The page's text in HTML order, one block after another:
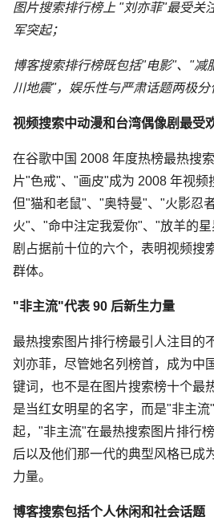
图片搜索排行榜上 "刘亦菲"最受关
军突起；
博客搜索排行榜既包括"电影"、"减
川地震"，娱乐性与严肃话题两极分
视频搜索中动漫和台湾偶像剧最受
在谷歌中国 2008 年度热榜最热搜
片"色戒"、"画皮"成为 2008 年视频
但"猫和老鼠"、"奥特曼"、"火影忍
火"、"命中注定我爱你"、"放羊的
剧占据前十位的六个，表明视频搜
群体。
"非主流"代表 90 后新生力量
最热搜索图片排行榜最引人注目的
刘亦菲，尽管她名列榜首，成为中
键词，也不是在图片搜索榜十个最
是当红女明星的名字，而是"非主
起，"非主流"在最热搜索图片排行
后以及他们那一代的典型风格已成
力量。
博客搜索包括个人休闲和社会话题